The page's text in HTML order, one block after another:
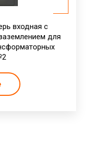
входная с
для